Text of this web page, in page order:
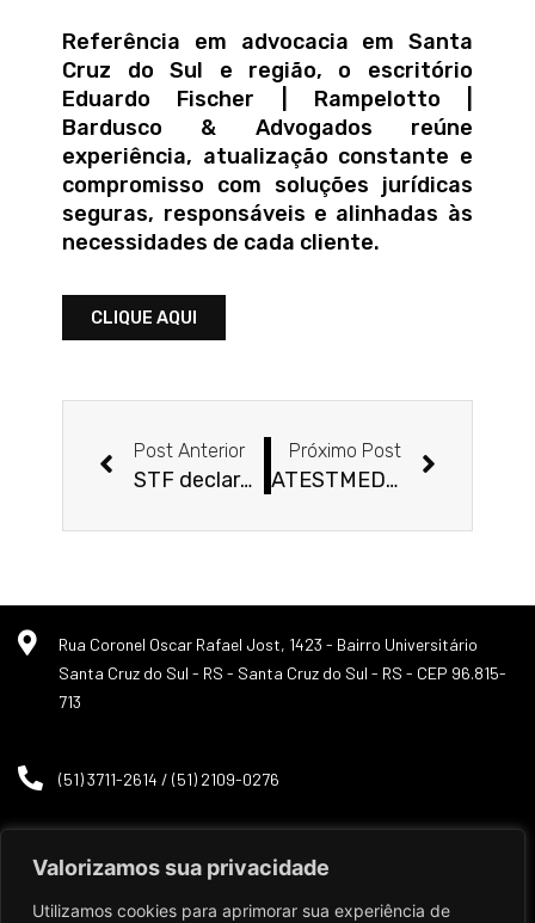
Valorizamos sua privacidade
Utilizamos cookies para aprimorar sua experiência de
Referência em advocacia em Santa
Cruz do Sul e região, o escritório
Eduardo Fischer | Rampelotto |
Bardusco & Advogados reúne
experiência, atualização constante e
compromisso com soluções jurídicas
seguras, responsáveis e alinhadas às
necessidades de cada cliente.
CLIQUE AQUI
Anterior
Post Anterior
STF declara inconstitucional a idade mínima da aposentadoria especial: entenda os impactos da decisão.
Próximo Post
ATESTMED: por que muitos pedidos de auxílio por incapacidade temporária são negados pelo INSS?
Rua Coronel Oscar Rafael Jost, 1423 - Bairro Universitário
Santa Cruz do Sul - RS - Santa Cruz do Sul - RS - CEP 96.815-
713
(51) 3711-2614 / (51) 2109-0276